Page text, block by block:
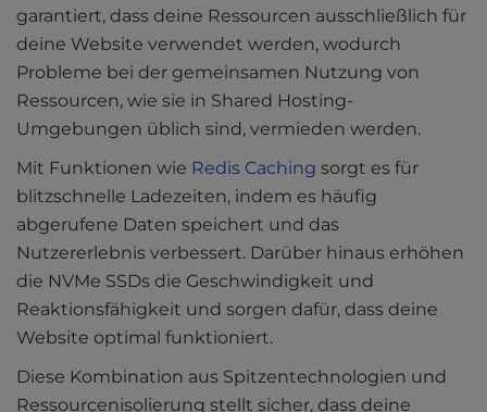
garantiert, dass deine Ressourcen ausschließlich für
deine Website verwendet werden, wodurch
Probleme bei der gemeinsamen Nutzung von
Ressourcen, wie sie in Shared Hosting-
Umgebungen üblich sind, vermieden werden.
Mit Funktionen wie Redis Caching sorgt es für
blitzschnelle Ladezeiten, indem es häufig
abgerufene Daten speichert und das
Nutzererlebnis verbessert. Darüber hinaus erhöhen
die NVMe SSDs die Geschwindigkeit und
Reaktionsfähigkeit und sorgen dafür, dass deine
Website optimal funktioniert.
Diese Kombination aus Spitzentechnologien und
Ressourcenisolierung stellt sicher, dass deine